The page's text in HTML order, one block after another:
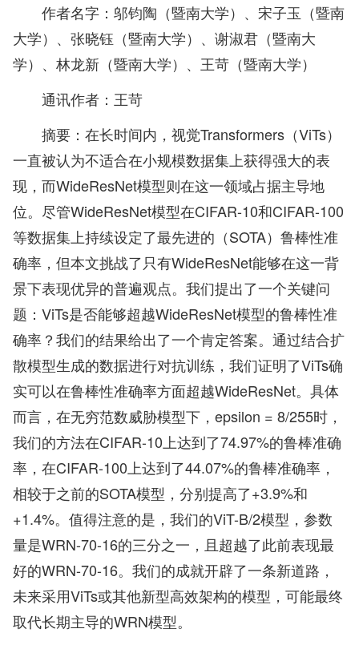
作者名字：邬钧陶（暨南大学）、宋子玉（暨南
大学）、张晓钰（暨南大学）、谢淑君（暨南大
学）、林龙新（暨南大学）、王苛（暨南大学）
通讯作者：王苛
摘要：在长时间内，视觉Transformers（ViTs）
一直被认为不适合在小规模数据集上获得强大的表
现，而WideResNet模型则在这一领域占据主导地
位。尽管WideResNet模型在CIFAR-10和CIFAR-100
等数据集上持续设定了最先进的（SOTA）鲁棒性准
确率，但本文挑战了只有WideResNet能够在这一背
景下表现优异的普遍观点。我们提出了一个关键问
题：ViTs是否能够超越WideResNet模型的鲁棒性准
确率？我们的结果给出了一个肯定答案。通过结合扩
散模型生成的数据进行对抗训练，我们证明了ViTs确
实可以在鲁棒性准确率方面超越WideResNet。具体
而言，在无穷范数威胁模型下，epsilon = 8/255时，
我们的方法在CIFAR-10上达到了74.97%的鲁棒准确
率，在CIFAR-100上达到了44.07%的鲁棒准确率，
相较于之前的SOTA模型，分别提高了+3.9%和
+1.4%。值得注意的是，我们的ViT-B/2模型，参数
量是WRN-70-16的三分之一，且超越了此前表现最
好的WRN-70-16。我们的成就开辟了一条新道路，
未来采用ViTs或其他新型高效架构的模型，可能最终
取代长期主导的WRN模型。